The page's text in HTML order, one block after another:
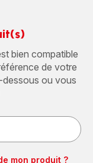
bien compatible
de votre
dessous ou vous
mon produit ?